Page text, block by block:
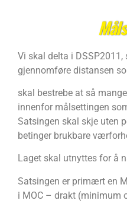
Vi skal delta i
gjennomføre distansen
skal bestrebe at så
innenfor målsettingen
Satsingen skal skje uten
betinger brukbare
Laget skal utnyttes for å
Satsingen er primært en
i MOC – drakt (minimum